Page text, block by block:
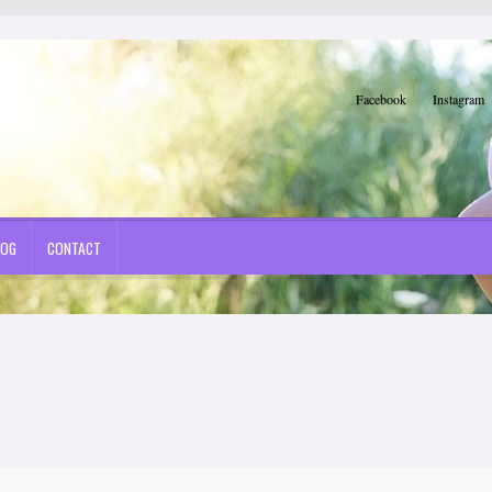
Facebook Instagram
CONTACT
Montoural, auteur pour enfants Mon comptePanier Une section de page d’accueil